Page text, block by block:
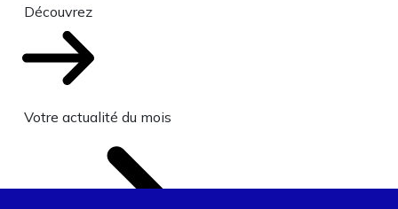
Découvrez
Votre actualité du mois